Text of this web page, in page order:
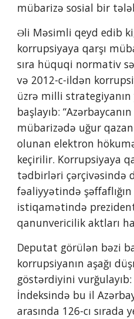
mübarizə sosial bir
Əli Məsimli qeyd edib
korrupsiyaya qarşı
sıra hüquqi normativ
və 2012-c-ildən
üzrə milli
başlayıb:
mübarizədə uğur
olunan elektron
keçirilir. Korrupsiyaya
tədbirləri çərçivəsində
fəaliyyətində şəffaflığın
istiqamətində
qanunvericilik aktları
Deputat görülən bəzi
korrupsiyanın aşağı
göstərdiyini
İndeksində bu il
arasında 126-cı sırada